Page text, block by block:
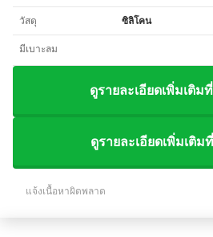
วัสดุ ซิลิโคน
มีเบาะลม
ดูรายละเอียดเพิ่มเติม
ดูรายละเอียดเพิ่มเติม
แจ้งเนื้อหาผิดพลาด